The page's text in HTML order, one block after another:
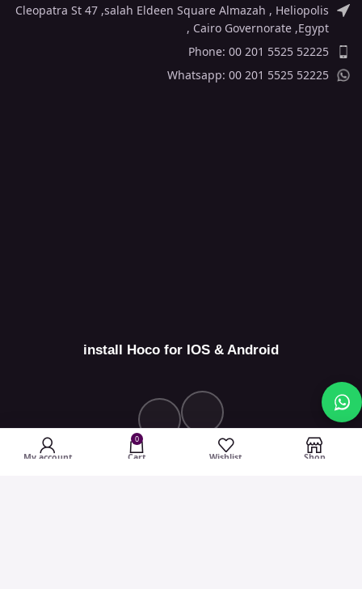
Cleopatra St 47 ,salah Eldeen Square Almazah , Heliopolis
, Cairo Governorate ,Egypt
Phone: 00 201 5525 52225
Whatsapp: 00 201 5525 52225
install Hoco for IOS & Android
Shop
Wishlist
0
Cart
My account